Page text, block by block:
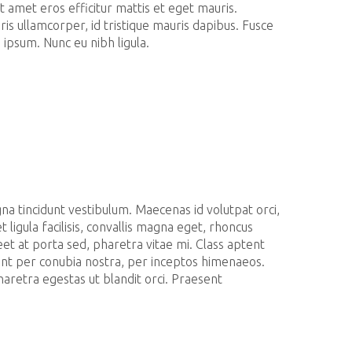
amet eros efficitur mattis et eget mauris.
ullamcorper, id tristique mauris dapibus. Fusce
Nunc eu nibh ligula.
tincidunt vestibulum. Maecenas id volutpat orci,
ligula facilisis, convallis magna eget, rhoncus
at porta sed, pharetra vitae mi. Class aptent
per conubia nostra, per inceptos himenaeos.
egestas ut blandit orci. Praesent